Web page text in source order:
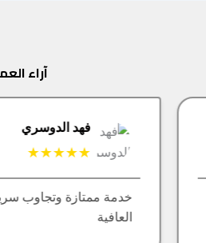
آراء
فهد الدوسري
★★★★★
خدمة ممتازة وتجاوب
العافية